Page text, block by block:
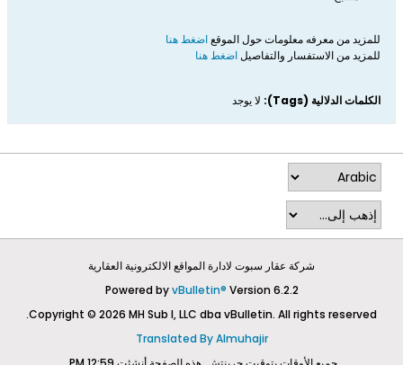
للمزيد من معرفه معلومات حول الموقعاضغط هنا
للمزيد من الاستفسار والتفاصيلاضغط هنا
الكلمات الدلالية (Tags): لا يوجد
شركة عقار سبوت لادارة المواقع الالكترونية العقارية
Powered byvBulletin® Version 6.2.2
Copyright © 2026 MH Sub I, LLC dba vBulletin. All rights reserved.
Translated By Almuhajir